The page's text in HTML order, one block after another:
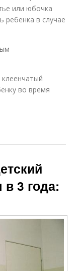
или юбочка
ребенка в случае
во время
3 года: